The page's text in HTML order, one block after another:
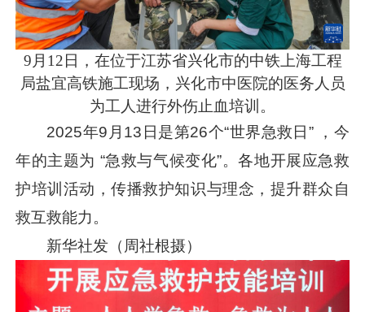
9月12日，在位于江苏省兴化市的中铁上海工程
局盐宜高铁施工现场，兴化市中医院的医务人员
为工人进行外伤止血培训。
2025年9月13日是第26个“世界急救日” ，今
年的主题为 “急救与气候变化”。各地开展应急救
护培训活动，传播救护知识与理念，提升群众自
救互救能力。
新华社发（周社根摄）